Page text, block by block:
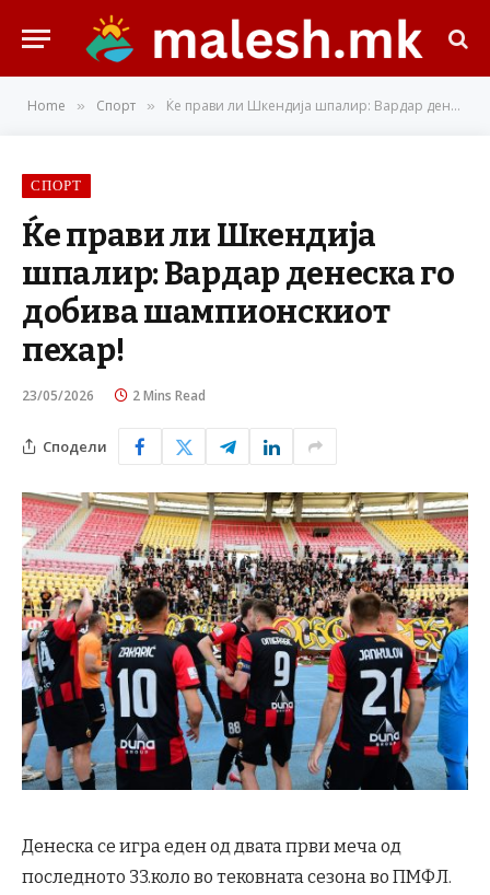
Home » Спорт » Ќе прави ли Шкендија шпалир: Вардар денеска го добива шампионскиот пехар!
СПОРТ
Ќе прави ли Шкендија
шпалир: Вардар денеска го
добива шампионскиот
пехар!
23/05/2026 2 Mins Read
Сподели
Денеска се игра еден од двата први меча од
последното 33.коло во тековната сезона во ПМФЛ.